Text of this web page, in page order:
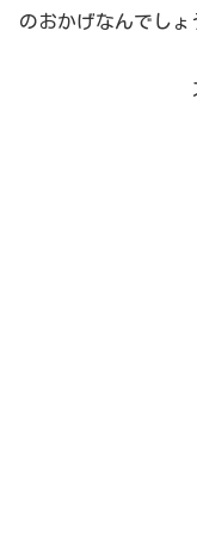
のおかげなんでしょ